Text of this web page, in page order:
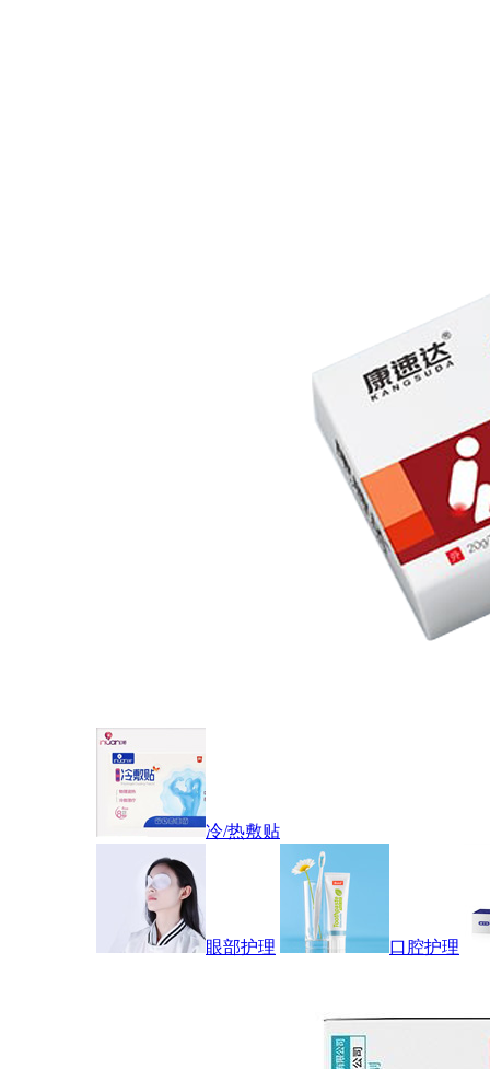
冷/热敷贴
眼部护理 口腔护理